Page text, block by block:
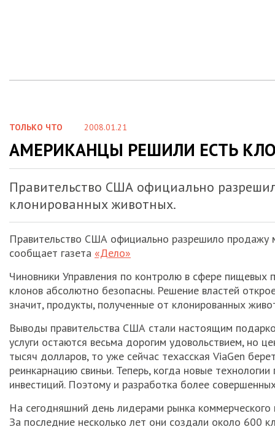
ТОЛЬКО ЧТО 2008.01.21
АМЕРИКАНЦЫ РЕШИЛИ ЕСТЬ
Правительство США официально
клонированных животных.
Правительство США официально разрешило продажу
сообщает газета «Дело»
Чиновники Управления по контролю в сфере
клонов абсолютно безопасны. Решение властей
значит, продукты, полученные от клонированных
Выводы правительства США стали настоящим
услуги остаются весьма дорогим удовольствием, но
тысяч долларов, то уже сейчас техасская ViaGen
реинкарнацию свиньи. Теперь, когда новые
инвестиций. Поэтому и разработка более
На сегодняшний день лидерами рынка
За последние несколько лет они создали около 600